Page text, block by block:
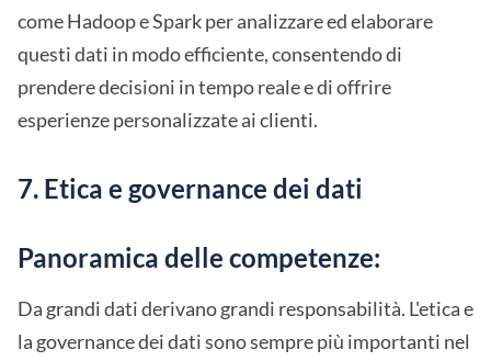
come Hadoop e Spark per analizzare ed elaborare
questi dati in modo efficiente, consentendo di
prendere decisioni in tempo reale e di offrire
esperienze personalizzate ai clienti.
7. Etica e governance dei dati
Panoramica delle competenze:
Da grandi dati derivano grandi responsabilità. L'etica e
la governance dei dati sono sempre più importanti nel